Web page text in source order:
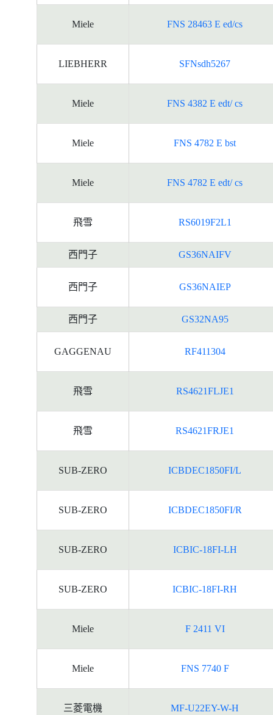
Miele FNS 28463 E ed/cs
LIEBHERR SFNsdh5267
Miele FNS 4382 E edt/ cs
Miele FNS 4782 E bst
Miele FNS 4782 E edt/ cs
飛雪 RS6019F2L1
西門子 GS36NAIFV
西門子 GS36NAIEP
西門子 GS32NA95
GAGGENAU RF411304
飛雪 RS4621FLJE1
飛雪 RS4621FRJE1
SUB-ZERO ICBDEC1850FI/L
SUB-ZERO ICBDEC1850FI/R
SUB-ZERO ICBIC-18FI-LH
SUB-ZERO ICBIC-18FI-RH
Miele F 2411 VI
Miele FNS 7740 F
三菱電機 MF-U22EY-W-H